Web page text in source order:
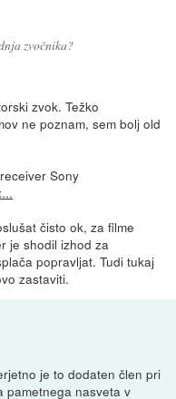
zvočnika?
zvok. Težko
ne poznam, sem bolj old
Sony
čisto ok, za filme
je shodil izhod za
popravljat. Tudi tukaj
zastaviti.
je to dodaten člen pri
pametnega nasveta v